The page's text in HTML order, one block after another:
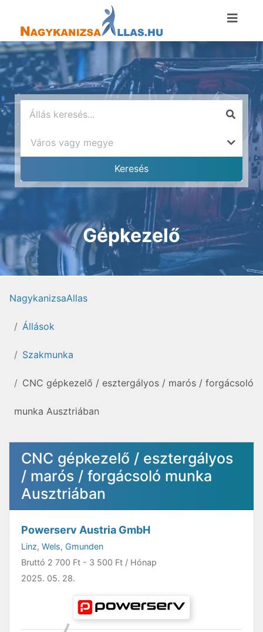
Gépkezelő
NagykanizsaAllas
Állások
Szakmunka
CNC gépkezelő / esztergályos / marós / forgácsoló
munka Ausztriában
CNC gépkezelő / esztergályos
/ marós / forgácsoló munka
Ausztriában
Powerserv Austria GmbH
Linz, Wels, Gmunden
Bruttó 2 700 Ft - 3 500 Ft / Hónap
2025. 05. 28.